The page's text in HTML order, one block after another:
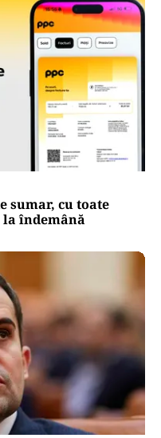
sumar, cu toate
îndemână